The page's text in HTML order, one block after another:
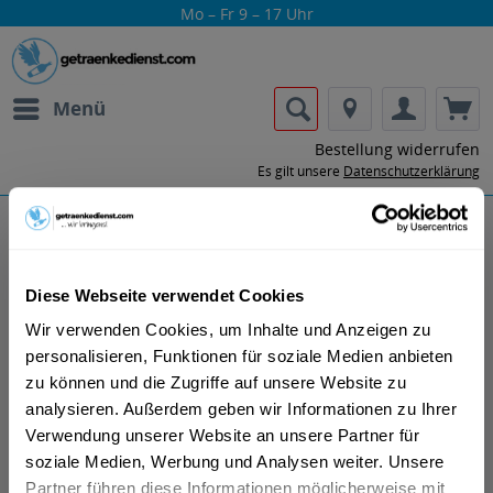
Diese Webseite verwendet Cookies
Wir verwenden Cookies, um Inhalte und Anzeigen zu
personalisieren, Funktionen für soziale Medien anbieten
zu können und die Zugriffe auf unsere Website zu
analysieren. Außerdem geben wir Informationen zu Ihrer
Verwendung unserer Website an unsere Partner für
soziale Medien, Werbung und Analysen weiter. Unsere
Partner führen diese Informationen möglicherweise mit
Mo – Fr 9 – 17 Uhr
Menü
Bestellung widerrufen
Es gilt unsere Datenschutzerklärung
Lass dir die Getränke von Peachtree Likör
nach Hause oder ins Büro liefern.